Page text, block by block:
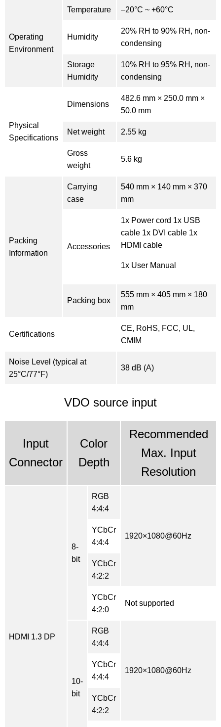
Operating
Environment
Temperature –20°C ~ +60°C
Humidity
20% RH to 90% RH, non-
condensing
Storage
Humidity
10% RH to 95% RH, non-
condensing
Physical
Specifications
Dimensions
482.6 mm × 250.0 mm ×
50.0 mm
Net weight 2.55 kg
Gross
weight
5.6 kg
Packing
Information
Carrying
case
540 mm × 140 mm × 370
mm
Accessories
1x Power cord 1x USB
cable 1x DVI cable 1x
HDMI cable
1x User Manual
Packing box
555 mm × 405 mm × 180
mm
Certifications
CE, RoHS, FCC, UL,
CMIM
Noise Level (typical at
25°C/77°F)
38 dB (A)
VDO source input
Input
Connector
Color
Depth
Recommended
Max. Input
Resolution
HDMI 1.3 DP
8-
bit
RGB
4:4:4
1920×1080@60Hz
YCbCr
4:4:4
YCbCr
4:2:2
YCbCr
4:2:0
Not supported
10-
bit
RGB
4:4:4
1920×1080@60Hz
YCbCr
4:4:4
YCbCr
4:2:2